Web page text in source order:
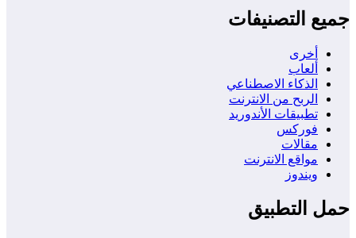
جميع التصنيفات
أخرى
ألعاب
الذكاء الاصطناعي
الربح من الانترنت
تطبيقات الأندوريد
فوركس
مقالات
مواقع الانترنت
ويندوز
حمل التطبيق